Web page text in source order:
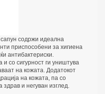
содржи идеална
приспособени за хигиена
антибактериски.
со сигурност ги уништува
на кожата. Додатокот
на кожата, па со
здрав и негуван изглед.